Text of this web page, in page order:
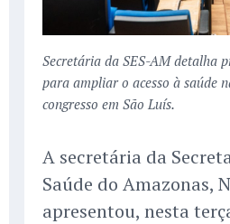
Secretária da SES-AM detalha
para ampliar o acesso à saúde
congresso em São Luís.
A secretária da
Saúde do Amazonas,
apresentou, nesta